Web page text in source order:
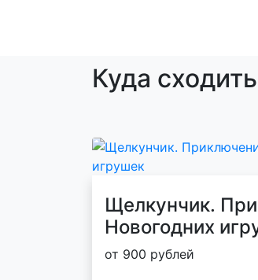
Куда
Щелкунчик.
Новогодних
от 900 рублей